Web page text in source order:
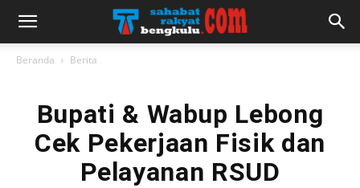
Beranda Berita
Bupati & Wabup Lebong
Cek Pekerjaan Fisik dan
Pelayanan RSUD